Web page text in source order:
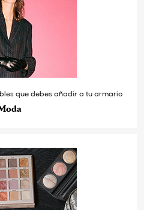
que debes añadir a tu armario